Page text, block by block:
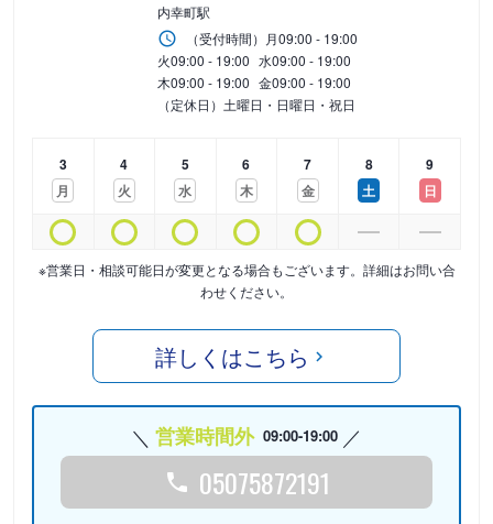
内幸町駅
（受付時間） 月09:00 - 19:00
火09:00 - 19:00 水09:00 - 19:00
木09:00 - 19:00 金09:00 - 19:00
（定休日）土曜日・日曜日・祝日
3
月
4
火
5
水
6
木
7
金
8
土
9
日
※営業日・相談可能日が変更となる場合もございます。詳細はお問い合
わせください。
詳しくはこちら
営業時間外 09:00-19:00
05075872191